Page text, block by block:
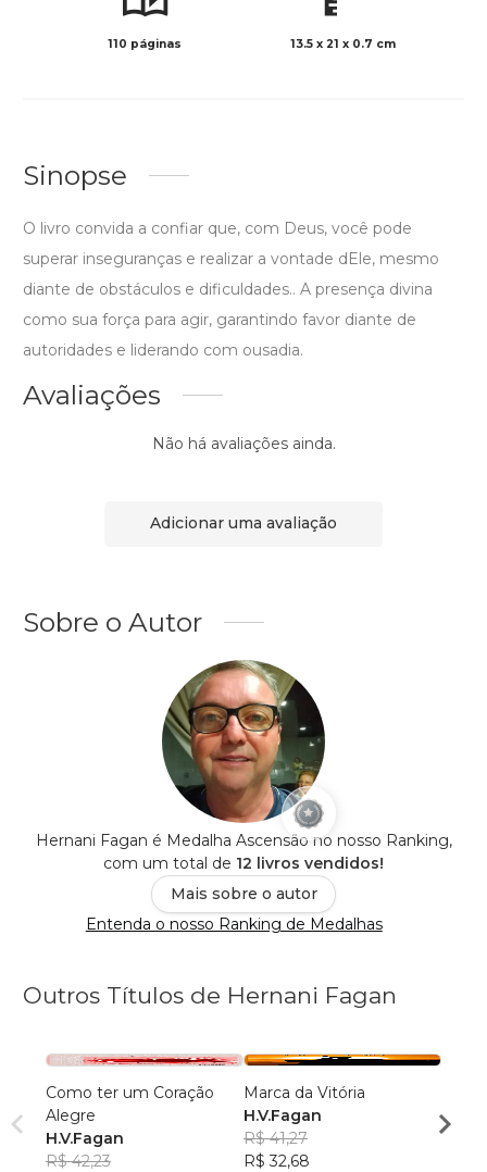
110 páginas 13.5 x 21 x 0.7 cm
Sinopse
O livro convida a confiar que, com Deus, você pode
superar inseguranças e realizar a vontade dEle, mesmo
diante de obstáculos e dificuldades.. A presença divina
como sua força para agir, garantindo favor diante de
autoridades e liderando com ousadia.
Avaliações
Não há avaliações ainda.
Adicionar uma avaliação
Sobre o Autor
Hernani Fagan é Medalha Ascensão no nosso Ranking,
com um total de 12 livros vendidos!
Mais sobre o autor
Entenda o nosso Ranking de Medalhas
Outros Títulos de Hernani Fagan
Como ter um Coração
Alegre
H.V.Fagan
R$ 42,23
Marca da Vitória
H.V.Fagan
R$ 41,27
R$ 32,68